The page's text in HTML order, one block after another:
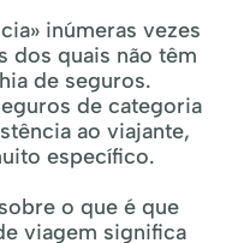
inúmeras vezes
dos quais não têm
de seguros.
de categoria
ao viajante,
específico.
o que é que
viagem significa